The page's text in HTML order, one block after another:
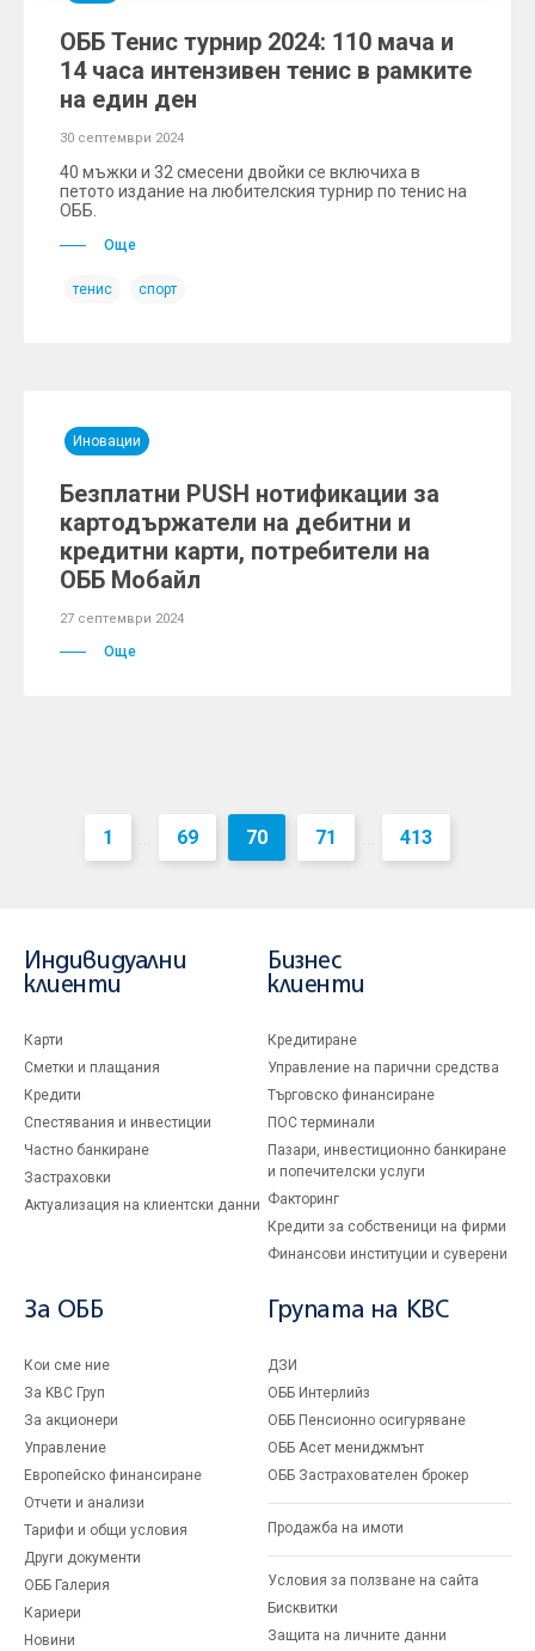
ОББ Тенис турнир 2024: 110 мача и
14 часа интензивен тенис в рамките
на един ден
30 септември 2024
40 мъжки и 32 смесени двойки се включиха в
петото издание на любителския турнир по тенис на
ОББ.
Още
тенис спорт
Иновации
Безплатни PUSH нотификации за
картодържатели на дебитни и
кредитни карти, потребители на
ОББ Мобайл
27 септември 2024
Още
1 ... 69 70 71 ... 413
Индивидуални
клиенти
Карти
Сметки и плащания
Кредити
Спестявания и инвестиции
Частно банкиране
Застраховки
Актуализация на клиентски данни
Бизнес
клиенти
Кредитиране
Управление на парични средства
Търговско финансиране
ПОС терминали
Пазари, инвестиционно банкиране
и попечителски услуги
Факторинг
Кредити за собственици на фирми
Финансови институции и суверени
За ОББ
Кои сме ние
За KBC Груп
За акционери
Управление
Европейско финансиране
Отчети и анализи
Тарифи и общи условия
Други документи
ОББ Галерия
Кариери
Новини
Групата на KBC
ДЗИ
ОББ Интерлийз
ОББ Пенсионно осигуряване
ОББ Асет мениджмънт
ОББ Застрахователен брокер
Продажба на имоти
Условия за ползване на сайта
Бисквитки
Защита на личните данни